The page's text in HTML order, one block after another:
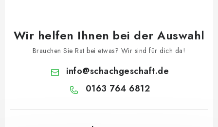
Wir helfen Ihnen bei der Auswahl
Brauchen Sie Rat bei etwas? Wir sind für dich da!
info@schachgeschaft.de
0163 764 6812